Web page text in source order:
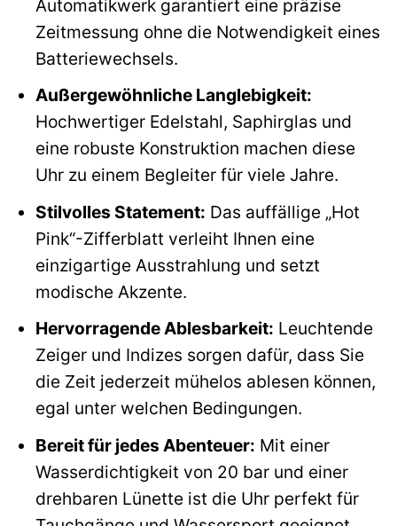
Automatikwerk garantiert eine präzise
Zeitmessung ohne die Notwendigkeit eines
Batteriewechsels.
Außergewöhnliche Langlebigkeit:
Hochwertiger Edelstahl, Saphirglas und
eine robuste Konstruktion machen diese
Uhr zu einem Begleiter für viele Jahre.
Stilvolles Statement: Das auffällige „Hot
Pink“-Zifferblatt verleiht Ihnen eine
einzigartige Ausstrahlung und setzt
modische Akzente.
Hervorragende Ablesbarkeit: Leuchtende
Zeiger und Indizes sorgen dafür, dass Sie
die Zeit jederzeit mühelos ablesen können,
egal unter welchen Bedingungen.
Bereit für jedes Abenteuer: Mit einer
Wasserdichtigkeit von 20 bar und einer
drehbaren Lünette ist die Uhr perfekt für